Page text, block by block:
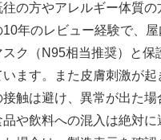
の方やアレルギー体質
年のレビュー経験で、
ク（N95相当推奨）と保
ます。また皮膚刺激が起
触は避け、異常が出た場
や飲料への混入は絶対に